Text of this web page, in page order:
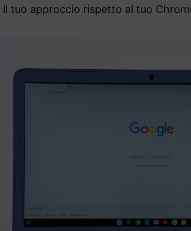
il tuo approccio rispetto al tuo